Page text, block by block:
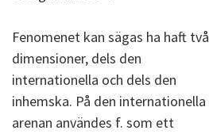
Fenomenet kan sägas ha haft två
dimensioner, dels den
internationella och dels den
inhemska. På den internationella
arenan användes f. som ett